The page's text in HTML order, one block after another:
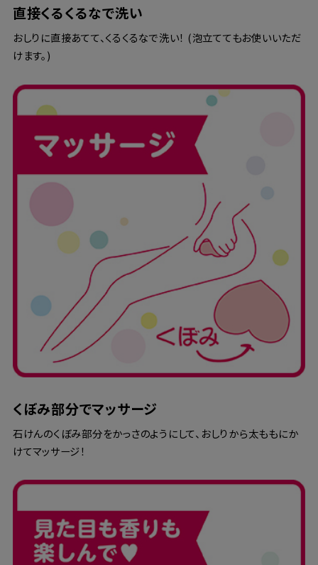
直接くるくるなで洗い
おしりに直接あてて、くるくるなで洗い！ (泡立ててもお使いいただ
けます。)
くぼみ部分でマッサージ
石けんのくぼみ部分をかっさのようにして、おしりから太ももにか
けてマッサージ！